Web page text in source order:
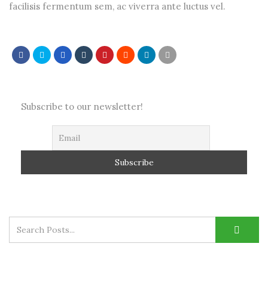
facilisis fermentum sem, ac viverra ante luctus vel.
Subscribe to our newsletter!